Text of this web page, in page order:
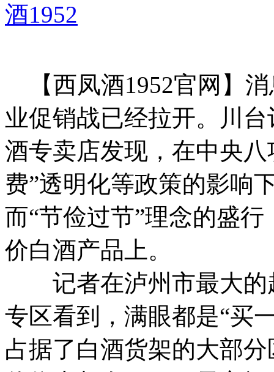
酒1952
【西凤酒1952官网】
业促销战已经拉开。川
酒专卖店发现，在中央
费”透明化等政策的影响
而“节俭过节”理念的盛
价白酒产品上。
记者在泸州市最大的
专区看到，满眼都是“买
占据了白酒货架的大部